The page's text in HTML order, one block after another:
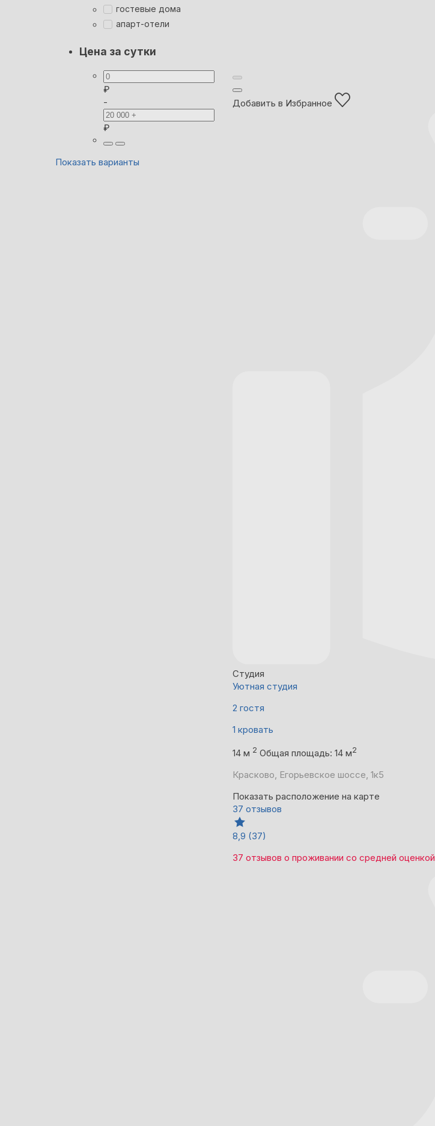
гостевые дома
апарт-отели
Цена за сутки
₽
-
₽
Показать варианты
Добавить в Избранное
Студия
Уютная студия
2 гостя
1 кровать
14 м 2 Общая площадь: 14 м2
Красково, Егорьевское шоссе, 1к5
Показать расположение на карте
37 отзывов
8,9 (37)
37 отзывов о проживании со средней оценкой